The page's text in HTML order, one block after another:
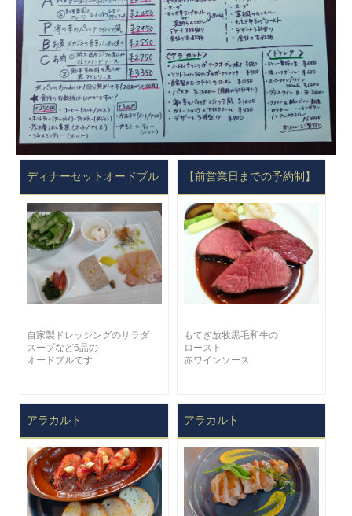
ディナーセットオードブル
自家製ドレッシングのサラダ
スープなど6品の
オードブルです
【前営業日までの予約制】
もてぎ放牧黒毛和牛の
ロースト
赤ワインソース
アラカルト アラカルト